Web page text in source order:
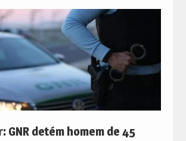
GNR detém homem de 45